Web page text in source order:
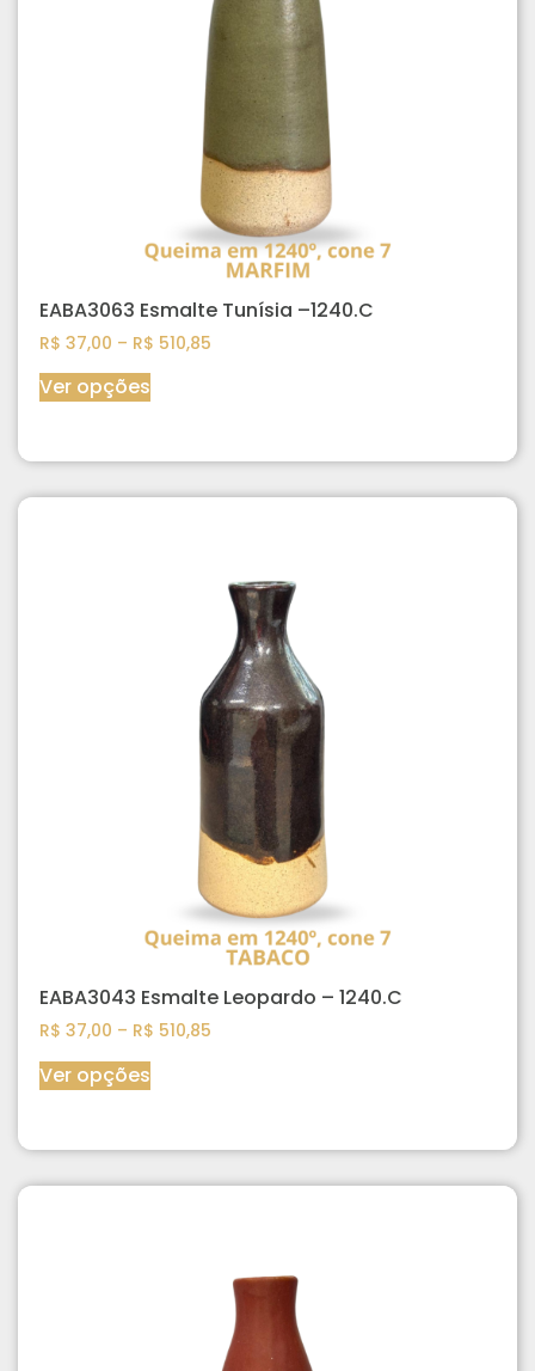
EABA3063 Esmalte Tunísia –1240.C
R$ 37,00 – R$ 510,85
Ver opções
EABA3043 Esmalte Leopardo – 1240.C
R$ 37,00 – R$ 510,85
Ver opções